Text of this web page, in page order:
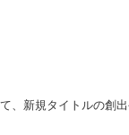
、新規タイトルの創